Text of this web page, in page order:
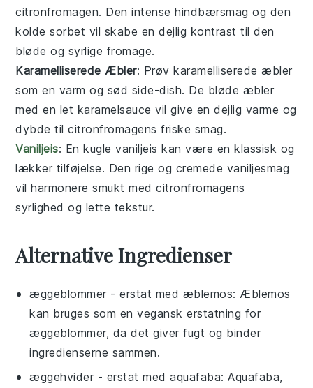
citronfromagen. Den intensehindbærsmag og den
kolde sorbet vil skabe en dejlig kontrast til den
bløde og syrlige fromage.
Karamelliserede Æbler: Prøvkaramelliserede æbler
som en varm og sød side-dish. De bløde æbler
med en let karamelsauce vil give en dejlig varme og
dybde til citronfromagens friske smag.
Vaniljeis: En kuglevaniljeis kan være en klassisk og
lækker tilføjelse. Den rige og cremede vaniljesmag
vil harmonere smukt med citronfromagens
syrlighed og lette tekstur.
Alternative Ingredienser
æggeblommer - erstat med æblemos: Æblemos
kan bruges som en vegansk erstatning for
æggeblommer, da det giver fugt og binder
ingredienserne sammen.
æggehvider - erstat medaquafaba: Aquafaba,